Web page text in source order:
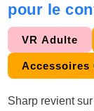
pour le
VR Adulte
Accessoires
Sharp revient